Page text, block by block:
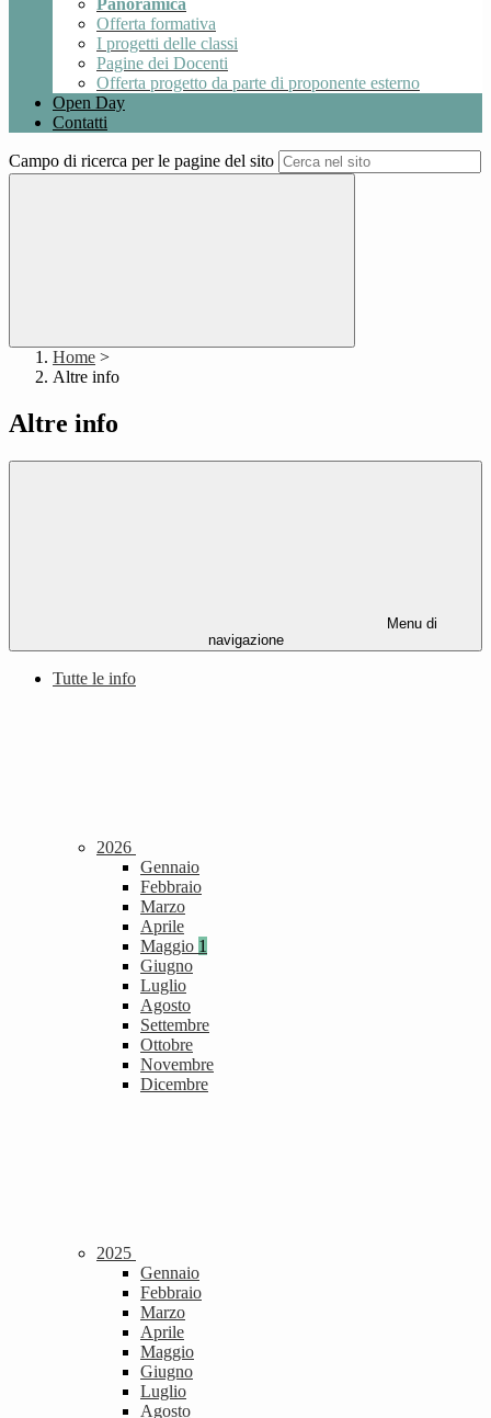
Panoramica
Offerta formativa
I progetti delle classi
Pagine dei Docenti
Offerta progetto da parte di proponente esterno
Open Day
Contatti
Campo di ricerca per le pagine del sito
Home >
Altre info
Altre info
Menu di
navigazione
Tutte le info
2026
Gennaio
Febbraio
Marzo
Aprile
Maggio 1
Giugno
Luglio
Agosto
Settembre
Ottobre
Novembre
Dicembre
2025
Gennaio
Febbraio
Marzo
Aprile
Maggio
Giugno
Luglio
Agosto